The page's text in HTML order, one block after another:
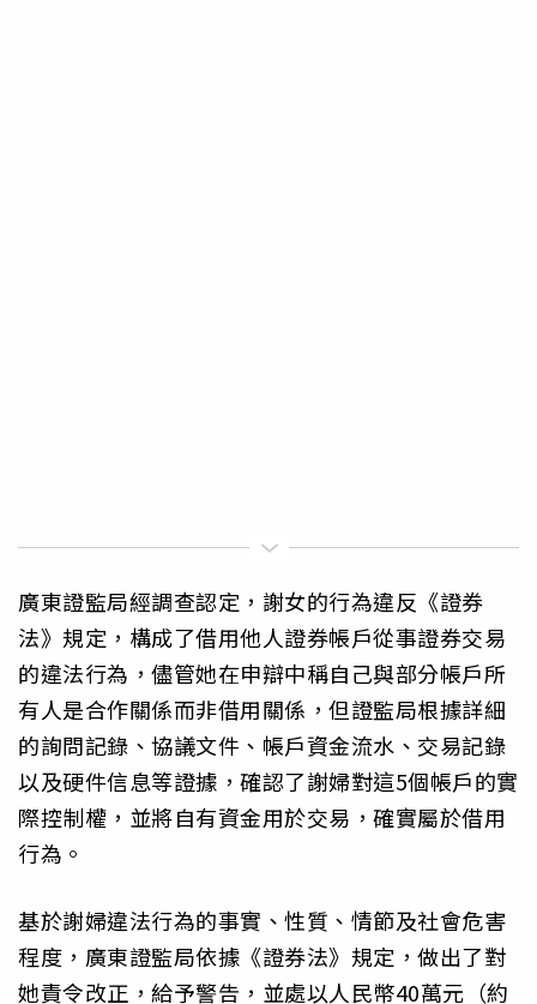
廣東證監局經調查認定，謝女的行為違反《證券
法》規定，構成了借用他人證券帳戶從事證券交易
的違法行為，儘管她在申辯中稱自己與部分帳戶所
有人是合作關係而非借用關係，但證監局根據詳細
的詢問記錄、協議文件、帳戶資金流水、交易記錄
以及硬件信息等證據，確認了謝婦對這5個帳戶的實
際控制權，並將自有資金用於交易，確實屬於借用
行為。
基於謝婦違法行為的事實、性質、情節及社會危害
程度，廣東證監局依據《證券法》規定，做出了對
她責令改正，給予警告，並處以人民幣40萬元（約